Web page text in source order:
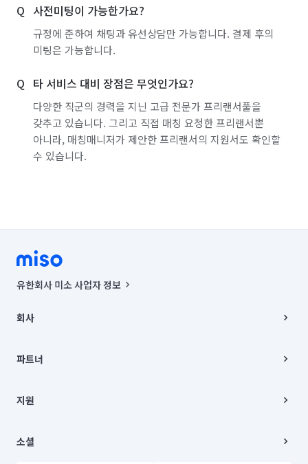
사전미팅이 가능한가요?
규정에 준하여 채팅과 유선상담만 가능합니다. 결제 후의
미팅은 가능합니다.
타 서비스 대비 장점은 무엇인가요?
다양한 직군의 경력을 지닌 고급 전문가 프리랜서풀을
갖추고 있습니다. 그리고 직접 매칭 요청한 프리랜서뿐
아니라, 매칭매니저가 제안한 프리랜서의 지원서도 확인할
수 있습니다.
유한회사 미소 사업자 정보
00019 |
주소 | 본사: 서울특별시 종로구 율곡로 6(중학동, 트윈트리빌딩) B동 5층
컨택센터 : 서울특별시 종로구 수송동 율곡로 24, 7층, 8층 미소
상품, 상품정보, 거래에 관한 의무와 책임은 거래당사자에게 있습니다.
언론 보도 관련 문의:
© 유한회사 미소. Miso, Inc. All Rights Reserved.
회사
채용
파트너
이사
지원
이용약관
소셜